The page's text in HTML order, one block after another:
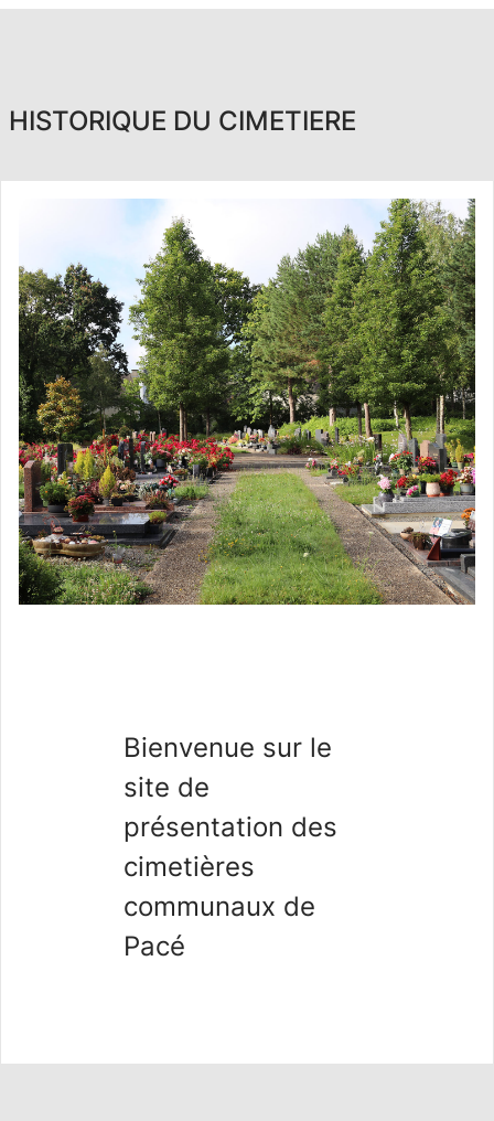
HISTORIQUE DU CIMETIERE
Bienvenue sur le
site de
présentation des
cimetières
communaux de
Pacé